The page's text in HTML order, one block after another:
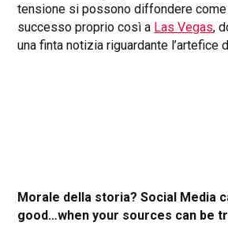
tensione si possono diffondere come
successo proprio così a Las Vegas,
una finta notizia riguardante l’artefice
Morale della storia? Social Media
good…when your sources can be